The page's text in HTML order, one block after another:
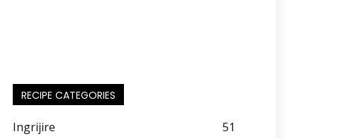
RECIPE CATEGORIES
Ingrijire
51